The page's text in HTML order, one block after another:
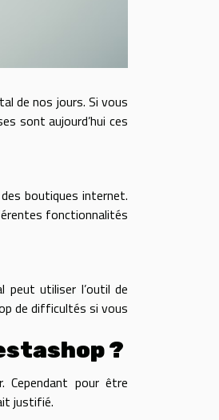
de nos jours. Si vous
sont aujourd’hui ces
boutiques internet.
fonctionnalités
peut utiliser l’outil de
de difficultés si vous
?
Cependant pour être
justifié.